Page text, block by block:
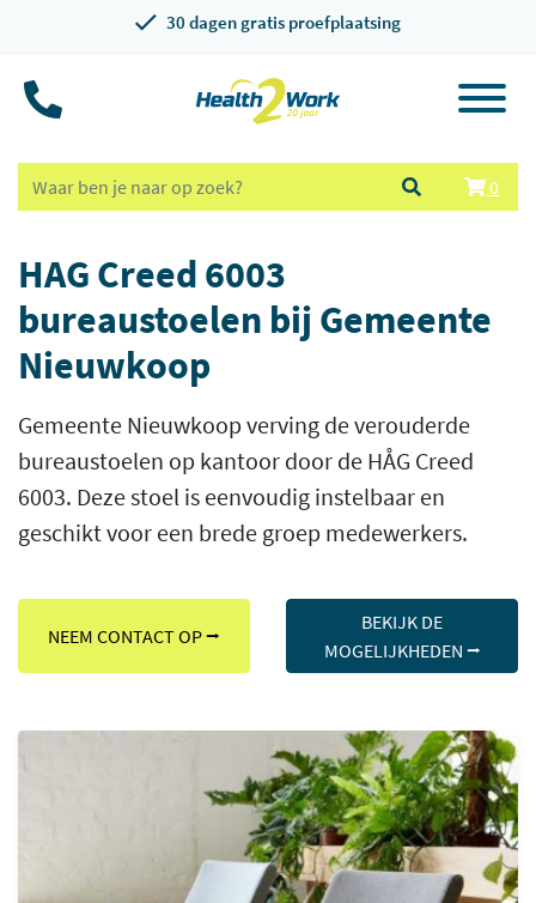
30 dagen gratis proefplaatsing
0
HAG Creed 6003
bureaustoelen bij Gemeente
Nieuwkoop
Gemeente Nieuwkoop verving de verouderde
bureaustoelen op kantoor door de HÅG Creed
6003. Deze stoel is eenvoudig instelbaar en
geschikt voor een brede groep medewerkers.
NEEM CONTACT OP ⭢
BEKIJK DE
MOGELIJKHEDEN ⭢